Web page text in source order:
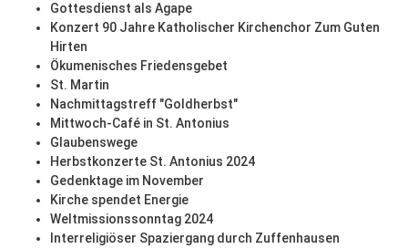
Gottesdienst als Agape
Konzert 90 Jahre Katholischer Kirchenchor Zum Guten
Hirten
Ökumenisches Friedensgebet
St. Martin
Nachmittagstreff "Goldherbst"
Mittwoch-Café in St. Antonius
Glaubenswege
Herbstkonzerte St. Antonius 2024
Gedenktage im November
Kirche spendet Energie
Weltmissionssonntag 2024
Interreligiöser Spaziergang durch Zuffenhausen